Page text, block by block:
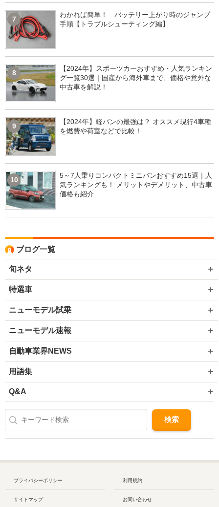
7
わかれば簡単！ バッテリー上がり時のジャンプ
手順【トラブルシューティング編】
8
【2024年】スポーツカーおすすめ・人気ランキン
グ一覧30選｜国産から海外車まで、価格や意外な
中古車を解説！
9
【2024年】軽バンの最強は？ オススメ現行4車種
を燃費や荷室などで比較！
10
5～7人乗りコンパクトミニバンおすすめ15選｜人
気ランキングも！ メリットやデメリット、中古車
価格も紹介
ブログ一覧
旬ネタ
特選車
ニューモデル試乗
ニューモデル速報
自動車業界NEWS
用語集
Q&A
プライバシーポリシー 利用規約
サイトマップ お問い合わせ